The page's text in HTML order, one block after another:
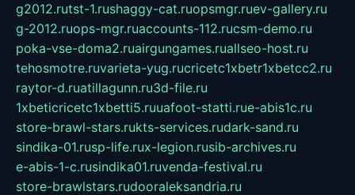
g2012.rutst-1.rushaggy-cat.ruopsmgr.ruev-gallery.ru
g-2012.ruops-mgr.ruaccounts-112.rucsm-demo.ru
poka-vse-doma2.ruairgungames.ruallseo-host.ru
tehosmotre.ruvarieta-yug.rucricetc1xbetr1xbetcc2.ru
raytor-d.ruatillagunn.ru3d-file.ru
1xbeticricetc1xbetti5.ruuafoot-statti.rue-abis1c.ru
store-brawl-stars.rukts-services.rudark-sand.ru
sindika-01.rusp-life.rux-legion.rusib-archives.ru
e-abis-1-c.rusindika01.ruvenda-festival.ru
store-brawlstars.rudooraleksandria.ru